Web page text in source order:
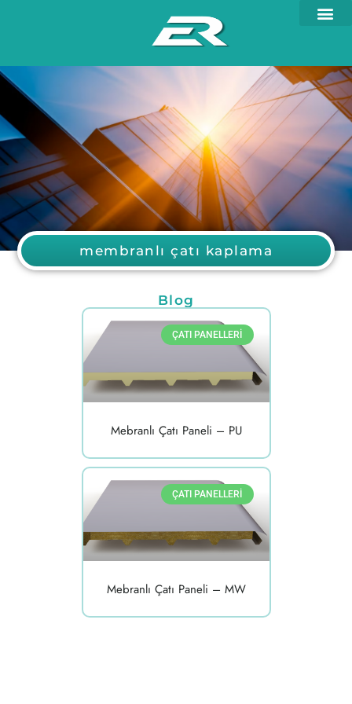
membranlı çatı kaplama
Blog
ÇATI PANELLERI
Mebranlı Çatı Paneli – PU
ÇATI PANELLERI
Mebranlı Çatı Paneli – MW